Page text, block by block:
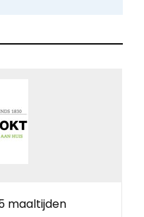
maaltijden